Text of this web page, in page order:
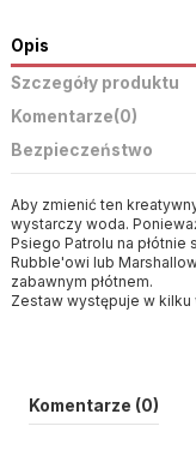
Opis
Szczegóły produktu
Komentarze(0)
Bezpieczeństwo
Aby zmienić ten
wystarczy woda.
Psiego Patrolu na płótnie
Rubble'owi lub
zabawnym płótnem.
Zestaw występuje w
Komentarze (0)